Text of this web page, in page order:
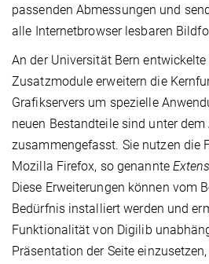
passenden Abmessungen und
alle Internetbrowser lesbaren
An der Universität Bern
Zusatzmodule erweitern die
Grafikservers um spezielle
neuen Bestandteile sind unter dem
zusammengefasst. Sie nutzen die
Mozilla Firefox, so genannte
Diese Erweiterungen können vom
Bedürfnis installiert werden und
Funktionalität von Digilib
Präsentation der Seite